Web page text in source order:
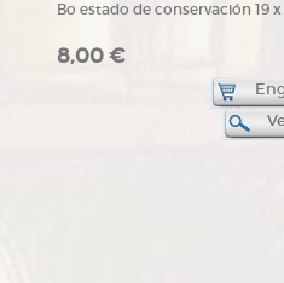
Bo estado de conservación 19
8,00 €